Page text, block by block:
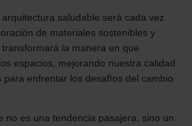
saludable será cada vez
de materiales sostenibles y
la manera en que
espacios, mejorando nuestra calidad
para enfrentar los desafíos del cambio
no es una tendencia pasajera, sino un